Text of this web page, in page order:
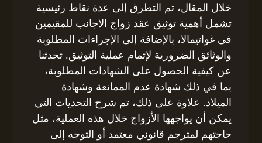
خلال المقال، تم التطرق إلى عدة نقاط رئيسية
تشمل أهمية توثيق عقد زواج الاجانب للمقيمين
فى غواتيمالا، بالإضافة إلى الإجراءات المطلوبة
والوثائق الضرورية لإتمام عملية التوثيق. تحدثنا
عن كيفية الحصول على الشهادات المطلوبة،
بما في ذلك شهادة عدم الممانعة وشهادة
الميلاد. علاوة على ذلك، تم شرح التحديات التي
يمكن أن يواجهها الأزواج خلال هذه العملية، مثل
حاجتهم لمترجم قانوني معتمد أو التوجه إلى